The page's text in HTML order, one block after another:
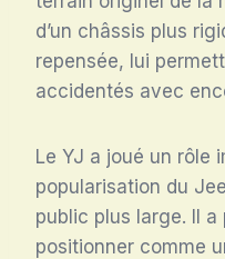
d’un châssis plus
repensée, lui
accidentés avec
Le YJ a joué un rôle
popularisation du
public plus large. Il
positionner comme